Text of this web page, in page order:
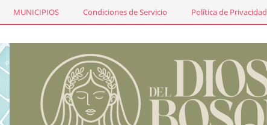
MUNICIPIOS Condiciones de Servicio Política de Privacidad